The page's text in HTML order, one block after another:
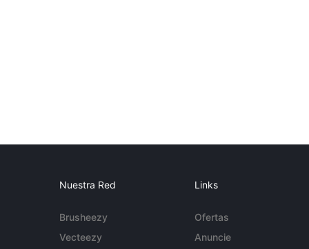
Nuestra Red
Brusheezy
Vecteezy
Links
Ofertas
Anuncie